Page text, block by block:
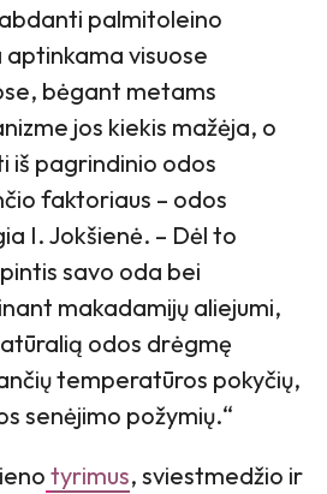
palmitoleino
aptinkama visuose
bėgant metams
jos kiekis mažėja, o
iš pagrindinio odos
faktoriaus – odos
I. Jokšienė. – Dėl to
savo oda bei
makadamijų aliejumi,
odos drėgmę
temperatūros pokyčių,
senėjimo požymių.“
tyrimus, sviestmedžio ir